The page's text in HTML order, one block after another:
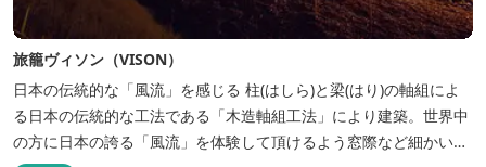
旅籠ヴィソン（VISON）
日本の伝統的な「風流」を感じる 柱(はしら)と梁(はり)の軸組によ
る日本の伝統的な工法である「木造軸組工法」により建築。世界中
の方に日本の誇る「風流」を体験して頂けるよう窓際など細かいデ